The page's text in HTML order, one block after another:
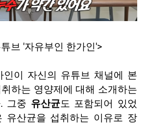
브 '자유부인 한가인'>
인이 자신의 유튜브 채널에 본
하는 영양제에 대해 소개하는
그중 유산균도 포함되어 있었
유산균을 섭취하는 이유로 장